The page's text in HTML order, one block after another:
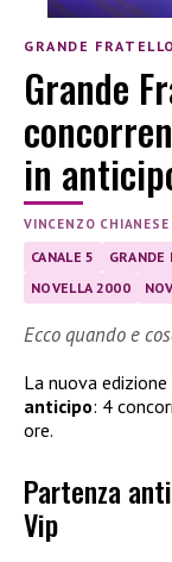
GRANDE FRATELLO
Grande
in
VINCENZO CHIANESE
CANALE 5 GRANDE
NOVELLA 2000
Ecco quando e
La nuova
anticipo: 4
ore.
Partenza
Vip